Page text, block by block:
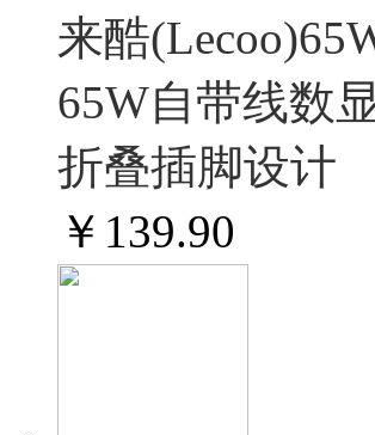
来酷
65W自带线数
折叠插脚设计
￥ 139.90